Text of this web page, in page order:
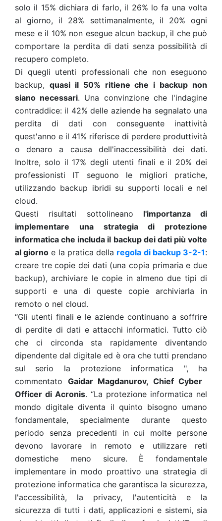
solo il 15% dichiara di farlo, il 26% lo fa una volta
al giorno, il 28% settimanalmente, il 20% ogni
mese e il 10% non esegue alcun backup, il che può
comportare la perdita di dati senza possibilità di
recupero completo.
Di quegli utenti professionali che non eseguono
backup, quasi il 50% ritiene che i backup non
siano necessari. Una convinzione che l'indagine
contraddice: il 42% delle aziende ha segnalato una
perdita di dati con conseguente inattività
quest'anno e il 41% riferisce di perdere produttività
o denaro a causa dell'inaccessibilità dei dati.
Inoltre, solo il 17% degli utenti finali e il 20% dei
professionisti IT seguono le migliori pratiche,
utilizzando backup ibridi su supporti locali e nel
cloud.
Questi risultati sottolineano l'importanza di
implementare una strategia di protezione
informatica che includa il backup dei dati più volte
al giorno e la pratica della regola di backup 3-2-1:
creare tre copie dei dati (una copia primaria e due
backup), archiviare le copie in almeno due tipi di
supporti e una di queste copie archiviarla in
remoto o nel cloud.
“Gli utenti finali e le aziende continuano a soffrire
di perdite di dati e attacchi informatici. Tutto ciò
che ci circonda sta rapidamente diventando
dipendente dal digitale ed è ora che tutti prendano
sul serio la protezione informatica ", ha
commentato Gaidar Magdanurov, Chief Cyber
Officer di Acronis. “La protezione informatica nel
mondo digitale diventa il quinto bisogno umano
fondamentale, specialmente durante questo
periodo senza precedenti in cui molte persone
devono lavorare in remoto e utilizzare reti
domestiche meno sicure. È fondamentale
implementare in modo proattivo una strategia di
protezione informatica che garantisca la sicurezza,
l'accessibilità, la privacy, l'autenticità e la
sicurezza di tutti i dati, applicazioni e sistemi, sia